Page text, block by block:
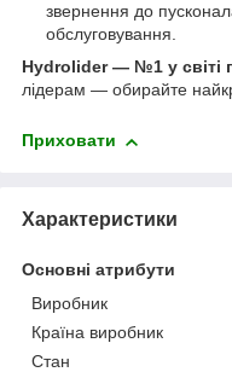
звернення до
обслуговування.
Hydrolider — №1 у світі
лідерам — обирайте
Приховати
Характеристики
Основні атрибути
Виробник
Країна виробник
Стан